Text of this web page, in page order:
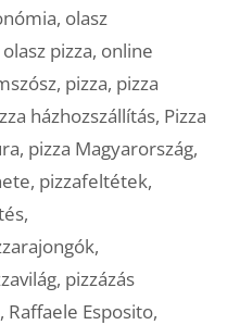
, olasz
olasz pizza, online
, pizza, pizza
házhozszállítás, Pizza
, pizza Magyarország,
, pizzafeltétek,
,
,
, pizzázás
, Raffaele Esposito,